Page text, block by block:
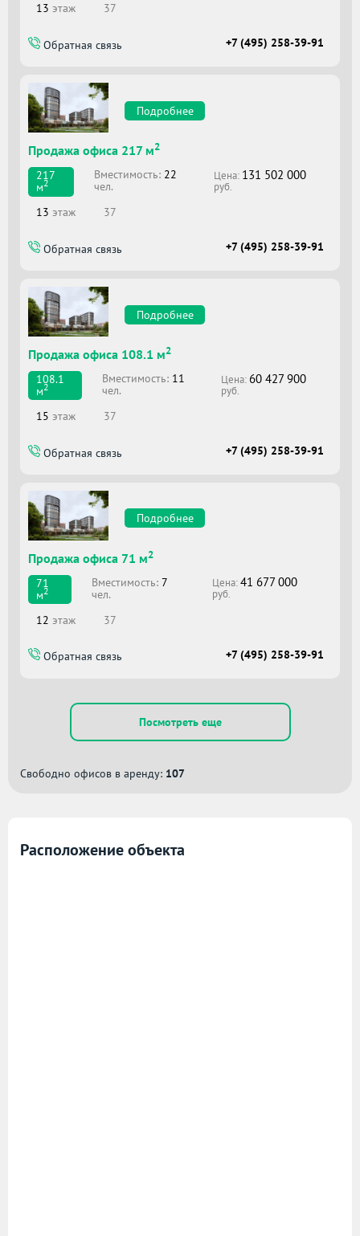
13 этаж 37
Обратная связь +7 (495) 258-39-91
Подробнее
Продажа офиса 217 м2
217
м2
Вместимоcть: 22
чел.
Цена: 131 502 000
руб.
13 этаж 37
Обратная связь +7 (495) 258-39-91
Подробнее
Продажа офиса 108.1 м2
108.1
м2
Вместимоcть: 11
чел.
Цена: 60 427 900
руб.
15 этаж 37
Обратная связь +7 (495) 258-39-91
Подробнее
Продажа офиса 71 м2
71
м2
Вместимоcть: 7
чел.
Цена:41 677 000
руб.
12 этаж 37
Обратная связь +7 (495) 258-39-91
Посмотреть еще
Свободно офисов в аренду: 107
Расположение объекта